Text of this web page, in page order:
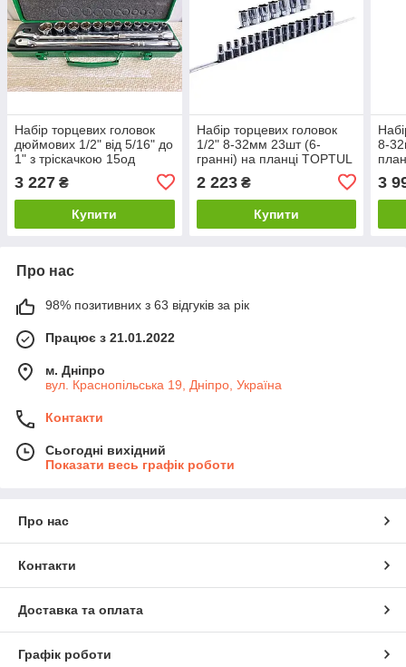
Набір торцевих головок
дюймових 1/2" від 5/16" до
1" з тріскачкою 15од
3 227 ₴
Купити
Набір торцевих головок
1/2" 8-32мм 23шт (6-
гранні) на планці TOPTUL
2 223₴
Купити
8-
3
Про нас
98% позитивних з 63 відгуків за рік
Працює з 21.01.2022
м. Дніпро
вул. Краснопільська 19, Дніпро, Україна
Контакти
Сьогодні вихідний
Показати весь графік роботи
Про нас
Контакти
Доставка та оплата
Графік роботи